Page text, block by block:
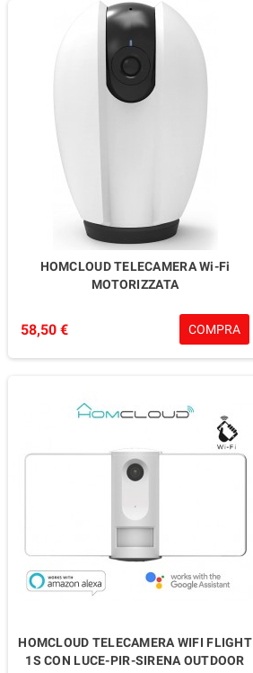
HOMCLOUD TELECAMERA Wi-Fi
MOTORIZZATA
58,50 € COMPRA
HOMCLOUD TELECAMERA WIFI FLIGHT
1S CON LUCE-PIR-SIRENA OUTDOOR